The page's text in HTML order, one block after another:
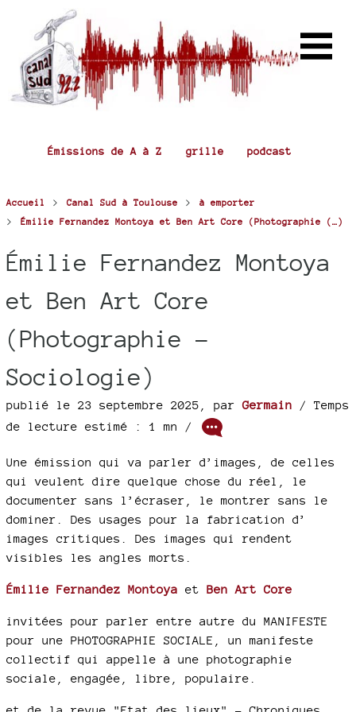
Émissions de A à Z grille podcast
Accueil > Canal Sud à Toulouse > à emporter
> Émilie Fernandez Montoya et Ben Art Core (Photographie (…)
Émilie Fernandez Montoya
et Ben Art Core
(Photographie -
Sociologie)
publié le 23 septembre 2025 parGermain / Temps
de lecture estimé : 1 mn /
Une émission qui va parler d’images, de celles
qui veulent dire quelque chose du réel, le
documenter sans l’écraser, le montrer sans le
dominer. Des usages pour la fabrication d’
images critiques. Des images qui rendent
visibles les angles morts.
Émilie Fernandez Montoya et Ben Art Core
invitées pour parler entre autre du MANIFESTE
pour une PHOTOGRAPHIE SOCIALE, un manifeste
collectif qui appelle à une photographie
sociale, engagée, libre, populaire.